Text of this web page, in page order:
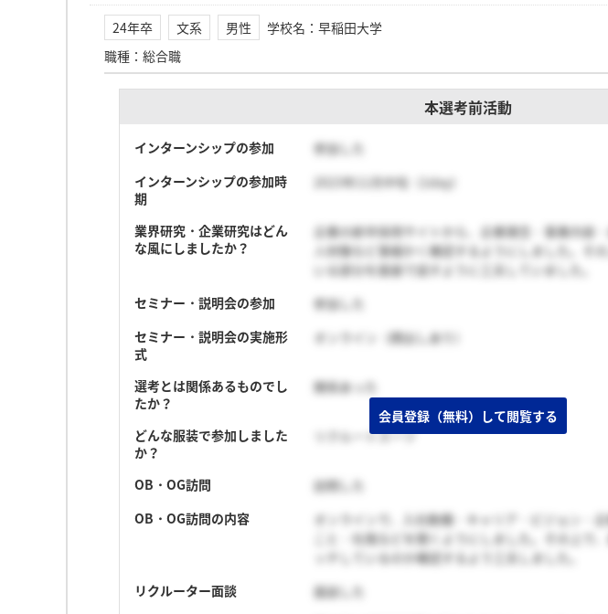
24年卒 文系 男性 学校名 ： 早稲田大学
職種 ： 総合職
本選考前活動
インターンシップの参加
参加した
インターンシップの参加時
期
2023年11月中旬（1day）
業界研究・企業研究はどん
な風にしましたか？
企業の新卒採用サイトから、企業理念・事業内容
人材像など事細かく確認するようにしました。そ
いる部分を面接で話すように工夫していました。
セミナー・説明会の参加
参加した
セミナー・説明会の実施形
式
オンライン（顔出しあり）
選考とは関係あるものでし
たか？
関係あった
どんな服装で参加しました
か？
リクルートスーツ
OB・OG訪問
訪問した
OB・OG訪問の内容
オンラインで、入社動機・キャリア・ビジョン・
こと・社風などを聞くようにしました。その上で
ッチしているのか確認するよう工夫しました。
リクルーター面談
面談した
会員登録（無料）して閲覧する